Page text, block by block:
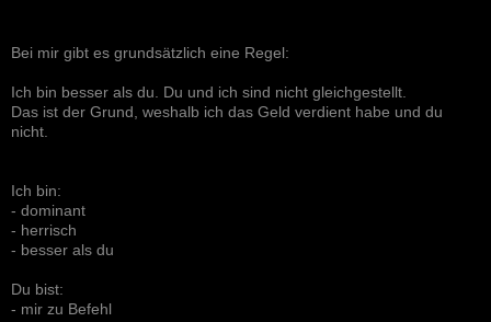
Bei mir gibt es grundsätzlich eine Regel:
Ich bin besser als du. Du und ich sind nicht gleichgestellt.
Das ist der Grund, weshalb ich das Geld verdient habe und du
nicht.
Ich bin:
- dominant
- herrisch
- besser als du
Du bist:
- mir zu Befehl